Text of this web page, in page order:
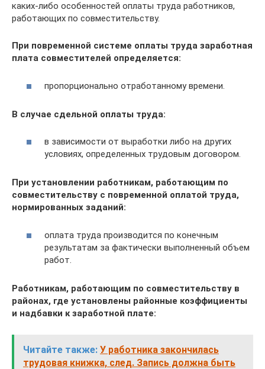
каких-либо особенностей оплаты труда работников,
работающих по совместительству.
При повременной системе оплаты труда заработная
плата совместителей определяется:
пропорционально отработанному времени.
В случае сдельной оплаты труда:
в зависимости от выработки либо на других
условиях, определенных трудовым договором.
При установлении работникам, работающим по
совместительству с повременной оплатой труда,
нормированных заданий:
оплата труда производится по конечным
результатам за фактически выполненный объем
работ.
Работникам, работающим по совместительству в
районах, где установлены районные коэффициенты
и надбавки к заработной плате:
Читайте также: У работника закончилась
трудовая книжка, след. Запись должна быть